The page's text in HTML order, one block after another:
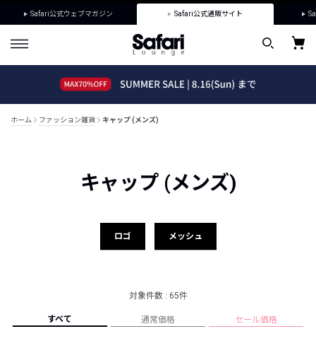
Safari公式ウェブマガジン Safari公式通販サイト
ホーム ファッション雑貨 キャップ (メンズ)
キャップ (メンズ)
ロゴ メッシュ
対象件数 : 65件
すべて 通常価格 セール価格